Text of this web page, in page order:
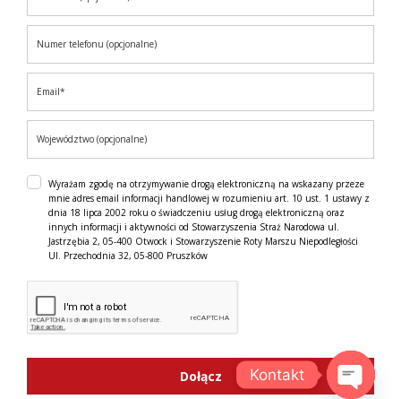
Wyrażam zgodę na otrzymywanie drogą elektroniczną na wskazany przeze
mnie adres email informacji handlowej w rozumieniu art. 10 ust. 1 ustawy z
dnia 18 lipca 2002 roku o świadczeniu usług drogą elektroniczną oraz
innych informacji i aktywności od Stowarzyszenia Straż Narodowa ul.
Jastrzębia 2, 05-400 Otwock i Stowarzyszenie Roty Marszu Niepodległości
Ul. Przechodnia 32, 05-800 Pruszków
Dołącz Kontakt